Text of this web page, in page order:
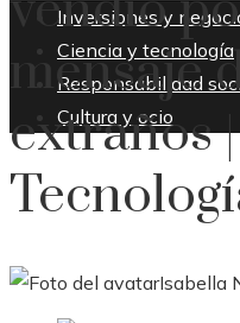
Inversiones y
Ciencia y tecnología
Responsabilidad
Cultura y ocio
mensaje
extraños
Isabella